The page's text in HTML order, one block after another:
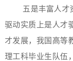
五是丰富人才
驱动实质上是人才
才发展，我国高等
理工科毕业生队伍